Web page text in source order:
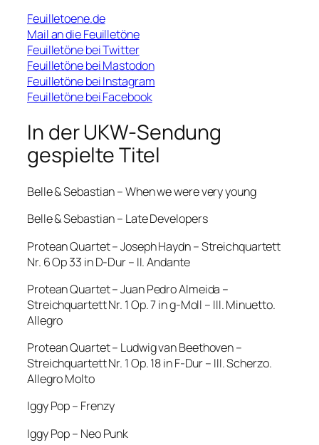
Feuilletoene.de
Mail an die Feuilletöne
Feuilletöne bei Twitter
Feuilletöne bei Mastodon
Feuilletöne bei Instagram
Feuilletöne bei Facebook
In der UKW-Sendung
gespielte Titel
Belle & Sebastian – When we were very young
Belle & Sebastian – Late Developers
Protean Quartet – Joseph Haydn – Streichquartett
Nr. 6 Op 33 in D-Dur – II. Andante
Protean Quartet – Juan Pedro Almeida –
Streichquartett Nr. 1 Op. 7 in g-Moll – III. Minuetto.
Allegro
Protean Quartet – Ludwig van Beethoven –
Streichquartett Nr. 1 Op. 18 in F-Dur – III. Scherzo.
Allegro Molto
Iggy Pop – Frenzy
Iggy Pop – Neo Punk